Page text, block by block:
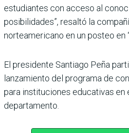
estudiantes con acceso al
posibilidades”, resaltó la
norteamericano en un posteo en
El presidente Santiago Peña
lanzamiento del programa de
para instituciones educativas en
departamento.